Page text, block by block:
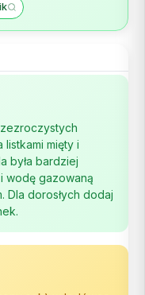
mięty i
była bardziej
wodę gazowaną
Dla dorosłych dodaj